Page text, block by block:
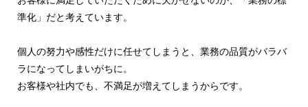
準化」だと考えています。
個人の努力や感性だけに任せてしまうと、業務の品質がバラバ
ラになってしまいがちに。
お客様や社内でも、不満足が増えてしまうからです。